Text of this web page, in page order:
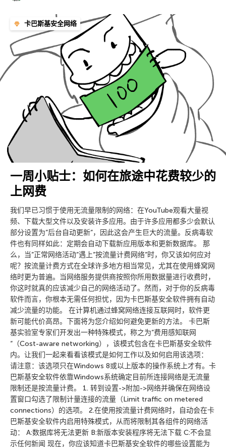
卡巴斯基安全网络
一周小贴士：如何在旅途中花费较少的
上网费
我们早已习惯于使用无流量限制的网络：在YouTube观看大量视
频、下载大型文件以及安装许多应用。由于许多应用都多少会默认
部分设置为”后台自动更新”，因此这会产生巨大的流量。反病毒软
件也有同样如此：定期会自动下载新应用版本和更新数据库。 那
么，当”正常网络活动”遇上”按流量计费网络”时，你又该如何应对
呢？按流量计费方式在全球许多地方相当常见，尤其在使用蜂窝网
络时更为普遍。当网络服务提供商按照你所用数据量进行收费时，
你这时就真的应该减少自己的网络活动了。然而，对于你的反病毒
软件而言，你根本无需任何担忧，因为卡巴斯基安全软件拥有自动
减少流量的功能。 在计算机通过蜂窝网络连接互联网时，软件更
新可能代价高昂。下面将为您介绍如何避免更新的方法。 卡巴斯
基实验室专家们开发出一种特殊模式，称之为”费用感知联网
“（Cost-aware networking），该模式包含在卡巴斯基安全软件
内。让我们一起来看看该模式是如何工作以及如何启用该选项：
请注意：该选项只在Windows 8或以上版本的操作系统上才有。卡
巴斯基安全软件依靠Windows系统确定目前所连接网络是无流量
限制还是按流量计费。 1. 转到设置->附加->网络并确保在网络设
置窗口勾选了限制计量连接的流量（Limit traffic on metered
connections）的选项。 2.在使用按流量计费网络时，自动会在卡
巴斯基安全软件内启用特殊模式，从而将限制其各组件的网络活
动： A:数据库将无法更新 B:新版本安装程序将无法下载 C:不会显
示任何新闻 现在，你应该知道卡巴斯基安全软件的哪些设置能为